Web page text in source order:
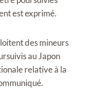
est exprimé.
des mineurs
au Japon
relative à la